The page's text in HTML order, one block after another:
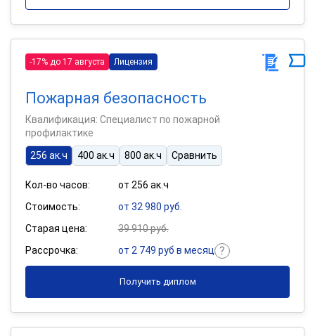
-17% до 17 августа Лицензия
Пожарная безопасность
Квалификация: Специалист по пожарной
профилактике
256 ак.ч
400 ак.ч 800 ак.ч Сравнить
Кол-во часов:
от 256 ак.ч
Стоимость:
от 32 980 руб.
Старая цена:
39 910 руб.
Рассрочка:
от 2 749 руб в месяц
Получить диплом